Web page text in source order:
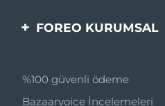
Ürün Kaydı
FOREO KURUMSAL
Ortaklik Programi
%100 güvenli ödeme
Bazaarvoice İncelemeleri